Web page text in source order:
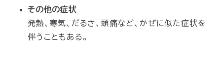
その他の症状
発熱、寒気、だるさ、頭痛など、かぜに似た症状を
伴うこともある。